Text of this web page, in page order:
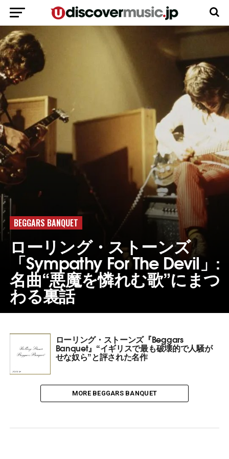
BEGGARS BANQUET
ローリング・ストーンズ
「Sympathy For The Devil」:
名曲“悪魔を憐れむ歌”にまつ
わる裏話
ローリング・ストーンズ『Beggars
Banquet』“イギリスで最も破壊的で人騒が
せな奴ら”と評された名作
MORE BEGGARS BANQUET